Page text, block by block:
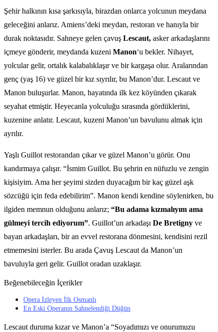
Şehir halkının kısa şarkısıyla, birazdan onlarca yolcunun meydana
geleceğini anlarız. Amiens’deki meydan, restoran ve hanıyla bir
durak noktasıdır. Sahneye gelen çavuş Lescaut, asker arkadaşlarını
içmeye gönderir, meydanda kuzeni Manon‘u bekler. Nihayet,
yolcular gelir, ortalık kalabalıklaşır ve bir kargaşa olur. Aralarından
genç (yaş 16) ve güzel bir kız sıyrılır, bu Manon’dur. Lescaut ve
Manon buluşurlar. Manon, hayatında ilk kez köyünden çıkarak
seyahat etmiştir. Heyecanla yolculuğu sırasında gördüklerini,
kuzenine anlatır. Lescaut, kuzeni Manon’un bavulunu almak için
ayrılır.
Yaşlı Guillot restorandan çıkar ve güzel Manon’u görür. Onu
kandırmaya çalışır. “İsmim Guillot. Bu şehrin en nüfuzlu ve zengin
kişisiyim. Ama her şeyimi sizden duyacağım bir kaç güzel aşk
sözcüğü için feda edebilirim”. Manon kendi kendine söylenirken, bu
ilgiden memnun olduğunu anlarız; “Bu adama kızmalıyım ama
gülmeyi tercih ediyorum”. Guillot’un arkadaşı De Bretigny ve
bayan arkadaşları, bir an evvel restorana dönmesini, kendisini rezil
etmemesini isterler. Bu arada Çavuş Lescaut da Manon’un
bavuluyla geri gelir. Guillot oradan uzaklaşır.
Beğenebileceğin İçerikler
Opera İzleyen İlk Osmanlı
En Eski Operanın Sahnelendiği Düğün
Lescaut duruma kızar ve Manon’a “Soyadımızı ve onurumuzu